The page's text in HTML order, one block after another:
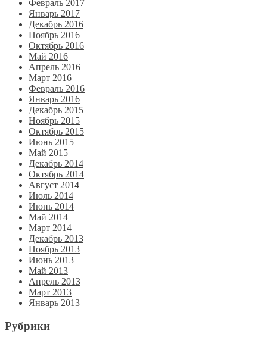
Февраль 2017
Январь 2017
Декабрь 2016
Ноябрь 2016
Октябрь 2016
Май 2016
Апрель 2016
Март 2016
Февраль 2016
Январь 2016
Декабрь 2015
Ноябрь 2015
Октябрь 2015
Июнь 2015
Май 2015
Декабрь 2014
Октябрь 2014
Август 2014
Июль 2014
Июнь 2014
Май 2014
Март 2014
Декабрь 2013
Ноябрь 2013
Июнь 2013
Май 2013
Апрель 2013
Март 2013
Январь 2013
Рубрики